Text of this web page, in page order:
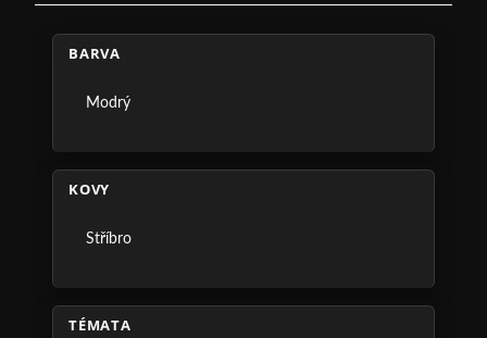
BARVA
Modrý
KOVY
Stříbro
TÉMATA